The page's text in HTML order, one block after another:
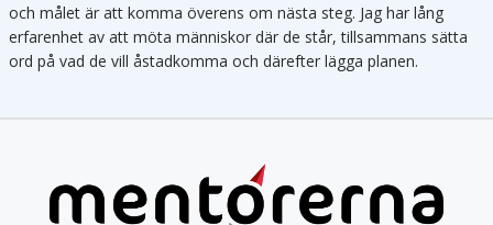
och målet är att komma överens om nästa steg. Jag har lång
erfarenhet av att möta människor där de står, tillsammans sätta
ord på vad de vill åstadkomma och därefter lägga planen.